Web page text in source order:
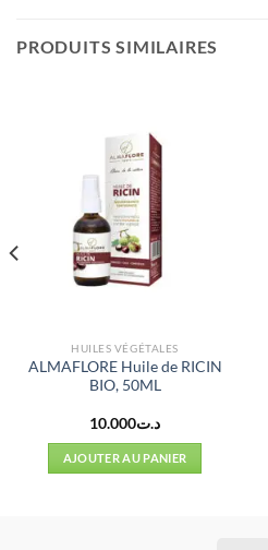
PRODUITS SIMILAIRES
HUILES VÉGÉTALES
ALMAFLORE Huile de RICIN
BIO, 50ML
د.ت10.000
AJOUTER AU PANIER